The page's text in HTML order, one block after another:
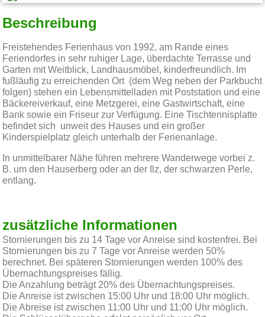
Beschreibung
Freistehendes Ferienhaus von 1992, am Rande eines
Feriendorfes in sehr ruhiger Lage, überdachte Terrasse und
Garten mit Weitblick, Landhausmöbel, kinderfreundlich. Im
fußläufig zu erreichenden Ort (dem Weg neben der Parkbucht
folgen) stehen ein Lebensmittelladen mit Poststation und eine
Bäckereiverkauf, eine Metzgerei, eine Gastwirtschaft, eine
Bank sowie ein Friseur zur Verfügung. Eine Tischtennisplatte
befindet sich unweit des Hauses und ein großer
Kinderspielplatz gleich unterhalb der Ferienanlage.
In unmittelbarer Nähe führen mehrere Wanderwege vorbei z.
B. um den Hauserberg oder an der Ilz, der schwarzen Perle,
entlang.
zusätzliche Informationen
Stornierungen bis zu 14 Tage vor Anreise sind kostenfrei. Bei
Stornierungen bis zu 7 Tage vor Anreise werden 50%
berechnet. Bei späteren Stornierungen werden 100% des
Übernachtungspreises fällig.
Die Anzahlung beträgt 20% des Übernachtungspreises.
Die Anreise ist zwischen 15:00 Uhr und 18:00 Uhr möglich.
Die Abreise ist zwischen 11:00 Uhr und 11:00 Uhr möglich.